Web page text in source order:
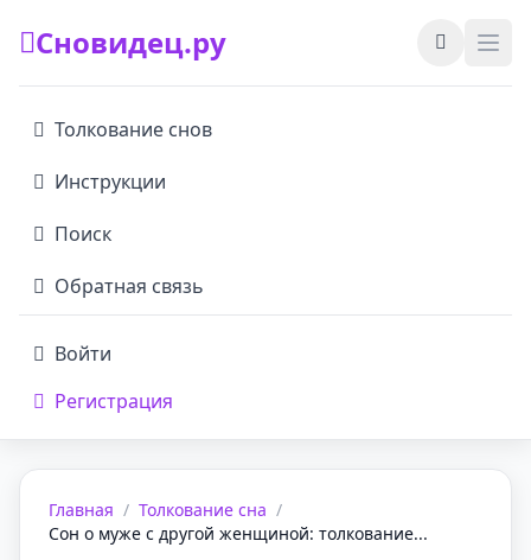
Сновидец.ру
Толкование снов
Инструкции
Поиск
Обратная связь
Войти
Регистрация
Главная / Толкование сна /
Сон о муже с другой женщиной: толкование...